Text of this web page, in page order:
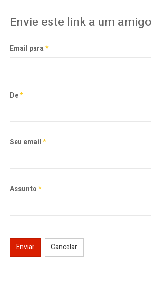
Envie este link a um
Email para*
De*
Seu email*
Assunto*
Enviar Cancelar